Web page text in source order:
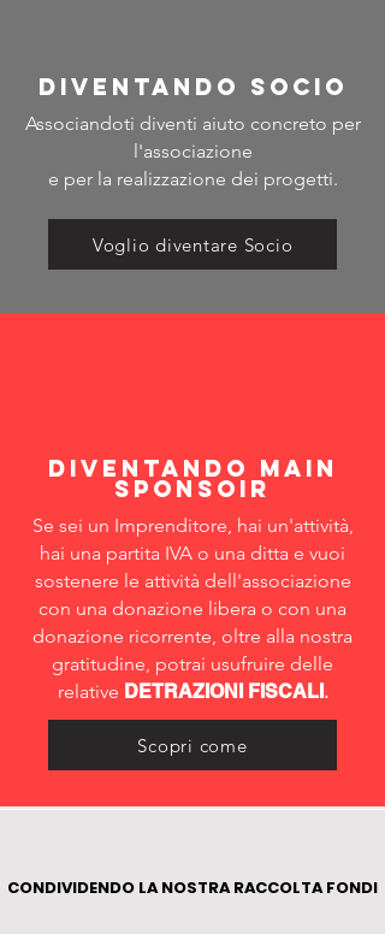
diventando socio
Associandoti diventi aiuto concreto per
l'associazione
e per la realizzazione dei progetti.
Voglio diventare Socio
diventando MAIN
SPONSOIR
Se sei un Imprenditore, hai un'attività,
hai una partita IVA o una ditta e vuoi
sostenere le attività dell'associazione
con una donazione libera o con una
donazione ricorrente, oltre alla nostra
gratitudine, potrai usufruire delle
relative DETRAZIONI FISCALI.
Scopri come
CONDIVIDENDO LA NOSTRA RACCOLTA FONDI